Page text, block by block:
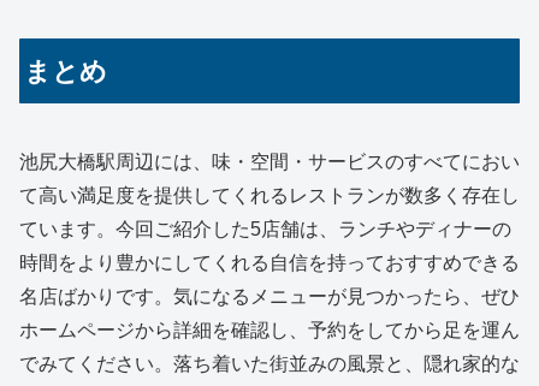
まとめ
池尻大橋駅周辺には、味・空間・サービスのすべてにおい
て高い満足度を提供してくれるレストランが数多く存在し
ています。今回ご紹介した5店舗は、ランチやディナーの
時間をより豊かにしてくれる自信を持っておすすめできる
名店ばかりです。気になるメニューが見つかったら、ぜひ
ホームページから詳細を確認し、予約をしてから足を運ん
でみてください。落ち着いた街並みの風景と、隠れ家的な